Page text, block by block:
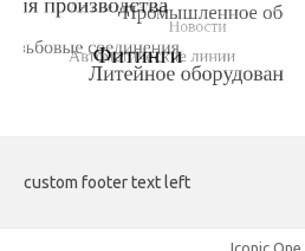
custom footer text left
Iconic One